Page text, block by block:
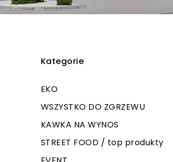
Kategorie
EKO
WSZYSTKO DO ZGRZEWU
KAWKA NA WYNOS
STREET FOOD / top produkty